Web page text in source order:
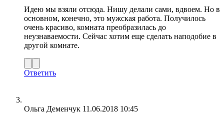
Идею мы взяли отсюда. Нишу делали сами, вдвоем. Но в
основном, конечно, это мужская работа. Получилось
очень красиво, комната преобразилась до
неузнаваемости. Сейчас хотим еще сделать наподобие в
другой комнате.
Ответить
Ольга Деменчук 11.06.2018 10:45